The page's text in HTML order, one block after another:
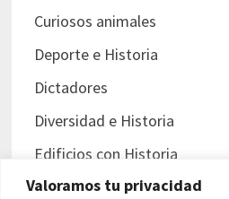
Valoramos tu privacidad
Curiosos animales
Deporte e Historia
Dictadores
Diversidad e Historia
Edificios con Historia
Enfermedades y pandemias